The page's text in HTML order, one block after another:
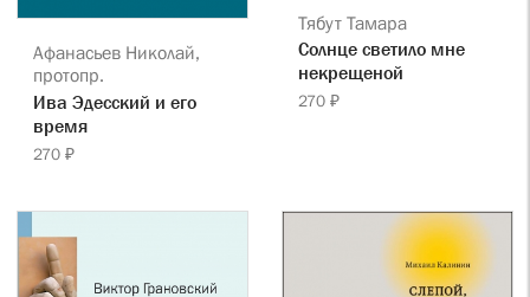
Афанасьев Николай,
протопр.
Ива Эдесский и его
время
270 ₽
Тябут Тамара
Солнце светило мне
некрещеной
270 ₽